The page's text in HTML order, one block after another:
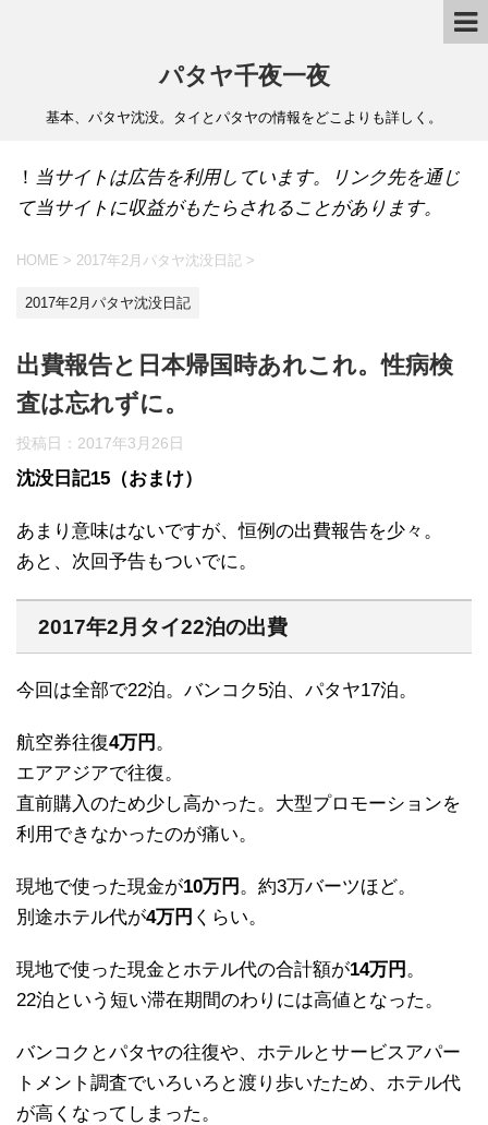
パタヤ千夜一夜
基本、パタヤ沈没。タイとパタヤの情報をどこよりも詳しく。
！ 当サイトは広告を利用しています。リンク先を通じ
て当サイトに収益がもたらされることがあります。
HOME > 2017年2月パタヤ沈没日記 >
2017年2月パタヤ沈没日記
出費報告と日本帰国時あれこれ。性病検
査は忘れずに。
投稿日： 2017年3月26日
沈没日記15（おまけ）
あまり意味はないですが、恒例の出費報告を少々。
あと、次回予告もついでに。
2017年2月タイ22泊の出費
今回は全部で22泊。バンコク5泊、パタヤ17泊。
航空券往復4万円 。
エアアジアで往復。
直前購入のため少し高かった。大型プロモーションを
利用できなかったのが痛い。
現地で使った現金が10万円 。約3万バーツほど。
別途ホテル代が4万円 くらい。
現地で使った現金とホテル代の合計額が14万円 。
22泊という短い滞在期間のわりには高値となった。
バンコクとパタヤの往復や、ホテルとサービスアパー
トメント調査でいろいろと渡り歩いたため、ホテル代
が高くなってしまった。